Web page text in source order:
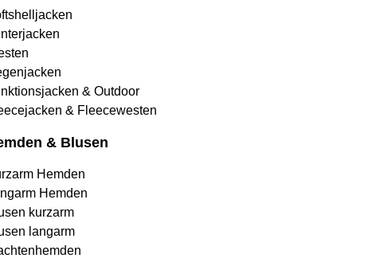
& Outdoor
& Fleecewesten
& Blusen
Hemden
Hemden
kurzarm
langarm